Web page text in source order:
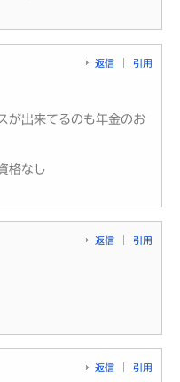
返信 引用
が出来てるのも年金のお
格なし
返信 引用
返信 引用